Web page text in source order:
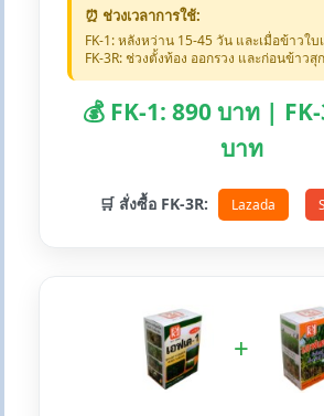
⏰ ช่วงเวลาการใช้:
FK-1: หลังหว่าน 15-45 วัน และเมื่อข้าวใบ
FK-3R: ช่วงตั้งท้อง ออกรวง และก่อนข้าว
💰 FK-1: 890 บาท |
บาท
🛒 สั่งซื้อ FK-3R: Lazada
+